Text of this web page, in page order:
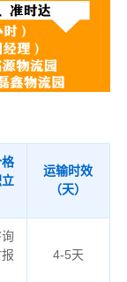
立
运输时效
（天）
报
4-5天